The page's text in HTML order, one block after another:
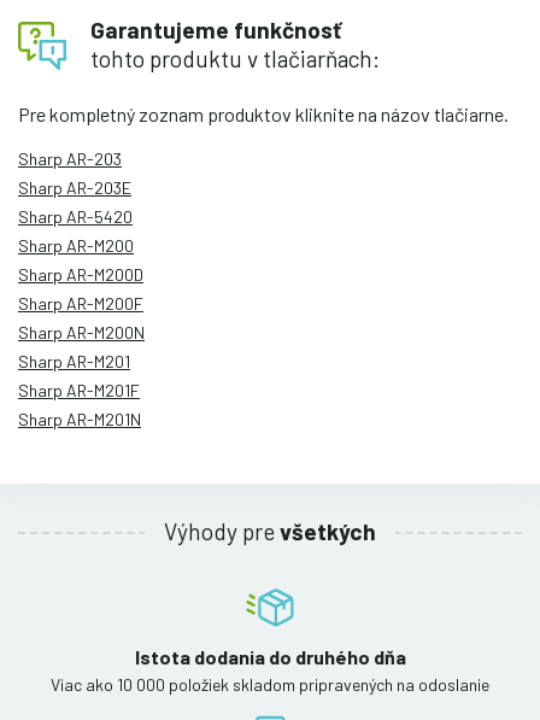
Garantujeme funkčnosť
tohto produktu v tlačiarňach:
Pre kompletný zoznam produktov kliknite na názov tlačiarne.
Sharp AR-203
Sharp AR-203E
Sharp AR-5420
Sharp AR-M200
Sharp AR-M200D
Sharp AR-M200F
Sharp AR-M200N
Sharp AR-M201
Sharp AR-M201F
Sharp AR-M201N
Výhody pre všetkých
Istota dodania do druhého dňa
Viac ako 10 000 položiek skladom pripravených na odoslanie